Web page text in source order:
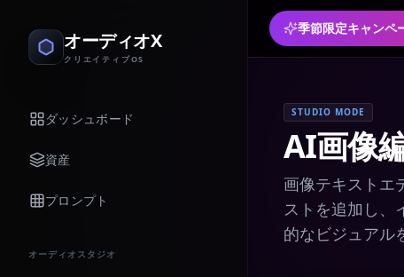
季節限定キャンペ
オーディオX
クリエイティブOS
ダッシュボード
資産
プロンプト
オーディオスタジオ
STUDIO MODE
AI画像
画像テキストエ
ストを追加し、
的なビジュアル